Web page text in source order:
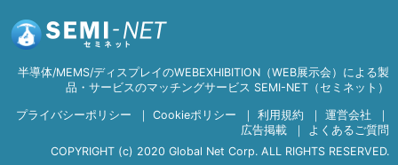
半導体/MEMS/ディスプレイのWEBEXHIBITION（WEB展示会）による製
品・サービスのマッチングサービス SEMI-NET（セミネット）
プライバシーポリシー ｜ Cookieポリシー ｜ 利用規約 ｜ 運営会社
｜
広告掲載
｜
よくあるご質問
COPYRIGHT (c) 2020 Global Net Corp. ALL RIGHTS RESERVED.